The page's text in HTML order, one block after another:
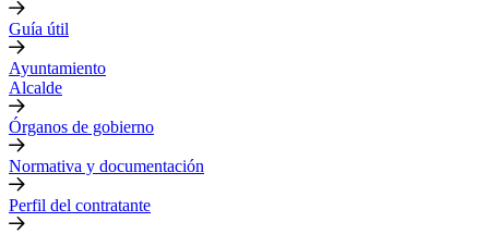
Guía útil
Ayuntamiento
Alcalde
Órganos de gobierno
Normativa y documentación
Perfil del contratante